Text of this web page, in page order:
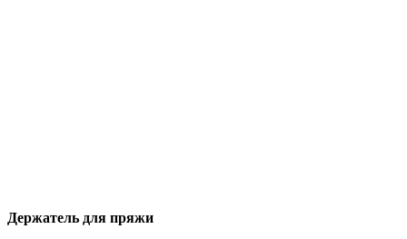
Держатель для пряжи